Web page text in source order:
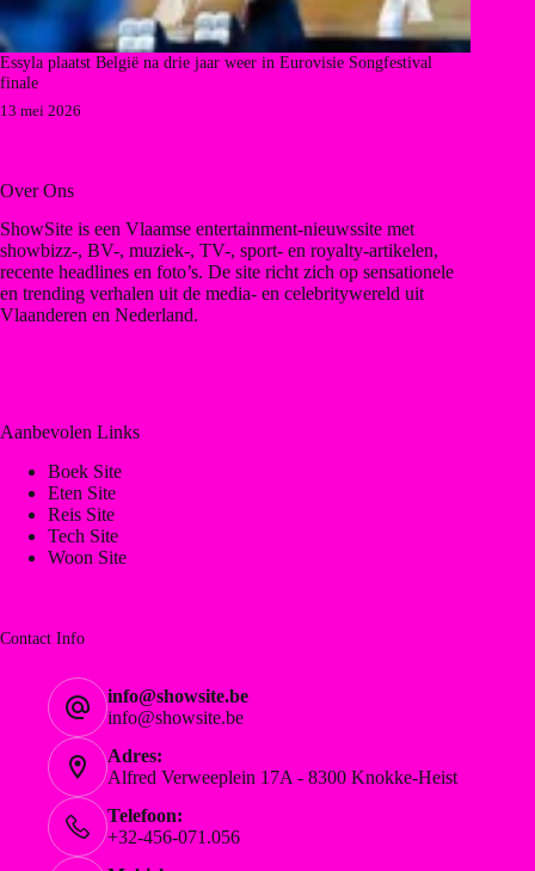
Essyla plaatst België na drie jaar weer in Eurovisie Songfestival
finale
13 mei 2026
Over Ons
ShowSite is een Vlaamse entertainment-nieuwssite met
showbizz-, BV-, muziek-, TV-, sport- en royalty-artikelen,
recente headlines en foto’s. De site richt zich op sensationele
en trending verhalen uit de media- en celebritywereld uit
Vlaanderen en Nederland.
Aanbevolen Links
Boek Site
Eten Site
Reis Site
Tech Site
Woon Site
Contact Info
info@showsite.be
info@showsite.be
Adres:
Alfred Verweeplein 17A - 8300 Knokke-Heist
Telefoon:
+32-456-071.056